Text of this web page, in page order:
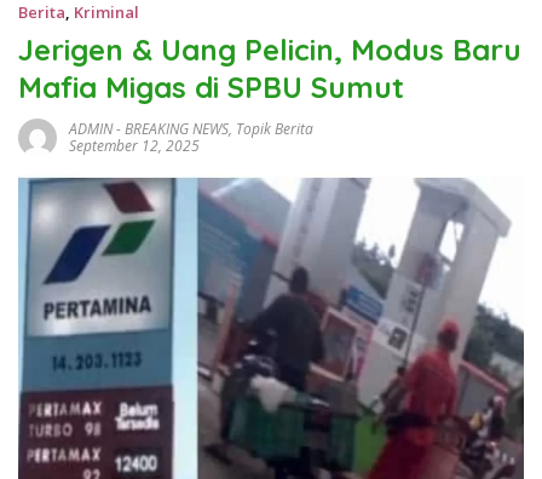
Berita, Kriminal
Jerigen & Uang Pelicin, Modus Baru
Mafia Migas di SPBU Sumut
ADMIN-BREAKING NEWS, Topik Berita
September 12, 2025